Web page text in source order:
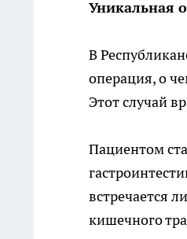
Уникальная
В
операция, о
Этот случай
Пациентом
встречается
кишечного